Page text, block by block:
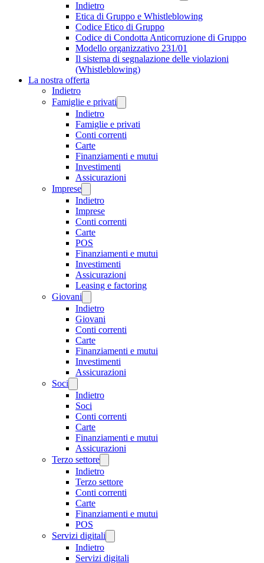
Indietro
Etica di Gruppo e Whistleblowing
Codice Etico di Gruppo
Codice di Condotta Anticorruzione di Gruppo
Modello organizzativo 231/01
Il sistema di segnalazione delle violazioni
(Whistleblowing)
La nostra offerta
Indietro
Famiglie e privati
Indietro
Famiglie e privati
Conti correnti
Carte
Finanziamenti e mutui
Investimenti
Assicurazioni
Imprese
Indietro
Imprese
Conti correnti
Carte
POS
Finanziamenti e mutui
Investimenti
Assicurazioni
Leasing e factoring
Giovani
Indietro
Giovani
Conti correnti
Carte
Finanziamenti e mutui
Investimenti
Assicurazioni
Soci
Indietro
Soci
Conti correnti
Carte
Finanziamenti e mutui
Assicurazioni
Terzo settore
Indietro
Terzo settore
Conti correnti
Carte
Finanziamenti e mutui
POS
Servizi digitali
Indietro
Servizi digitali